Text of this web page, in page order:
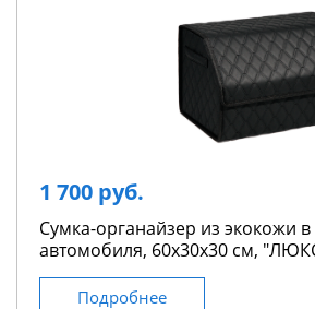
1 700 руб.
Сумка-органайзер из экокожи
автомобиля, 60х30х30 см,
Подробнее